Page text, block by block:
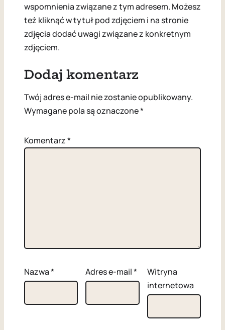
wspomnienia związane z tym adresem. Możesz
też kliknąć w tytuł pod zdjęciem i na stronie
zdjęcia dodać uwagi związane z konkretnym
zdjęciem.
Dodaj komentarz
Twój adres e-mail nie zostanie opublikowany.
Wymagane pola są oznaczone*
Komentarz*
Nazwa* Adres e-mail*
Witryna
internetowa